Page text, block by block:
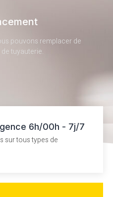
pouvons remplacer de
tuyauterie.
6h/00h - 7j/7
sur tous types de